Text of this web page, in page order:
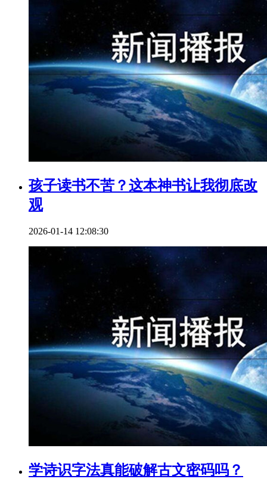
孩子读书不苦？这本神书让我彻底改
观
2026-01-14 12:08:30
学诗识字法真能破解古文密码吗？